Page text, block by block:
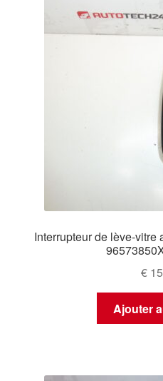
au
plus
ancien
Interrupteur de lève-vitre
€
Ajouter